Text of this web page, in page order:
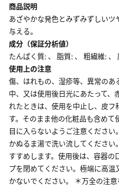
商品説明
あざやかな発色とみずみずしい
与える。
成分（保証分析値）
たんぱく質: 、 脂質: 、 粗繊維: 、
使用上の注意
傷、はれもの、湿疹等、異常の
中、又は使用後日光にあたって
れたときは、使用を中止し、皮フ
す。そのまま他の化粧品も含めて
目に入らないようご注意くださ
かぬるま湯で洗い流してくださ
すすめします。使用後は、容器
プを閉めてください。極端に高
かないでください。 ＊万全の注